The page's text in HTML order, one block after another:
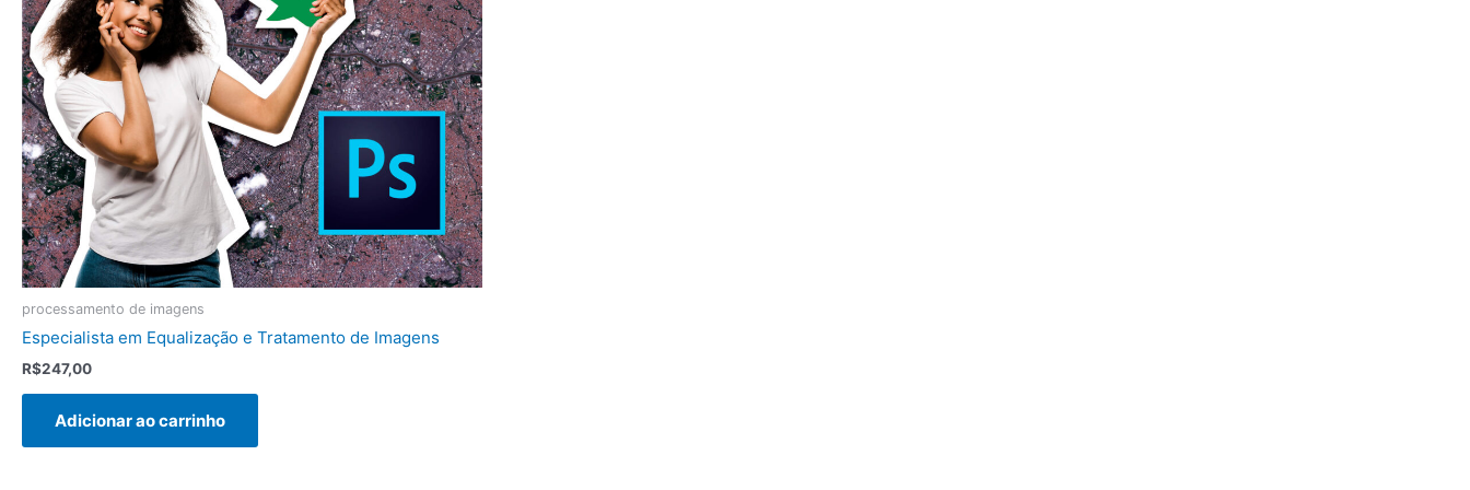
processamento de imagens
Especialista em Equalização e Tratamento de Imagens
R$247,00
Adicionar ao carrinho